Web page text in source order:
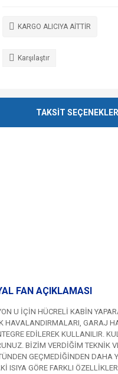
KARGO ALICIYA AİTTİR
Karşılaştır
TAKSİT
FAN AÇIKLAMASI
U İÇİN HÜCRELİ KABİN
HAVALANDIRMALARI, GARAJ
EDİLEREK KULLANILIR.
BİZİM VERDİĞİM TEKNİK
GEÇMEDİĞİNDEN DAHA
GÖRE FARKLI